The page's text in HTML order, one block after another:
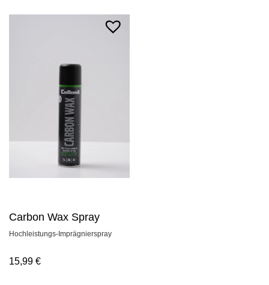
Carbon Wax Spray
Hochleistungs-Imprägnierspray
15,99 €